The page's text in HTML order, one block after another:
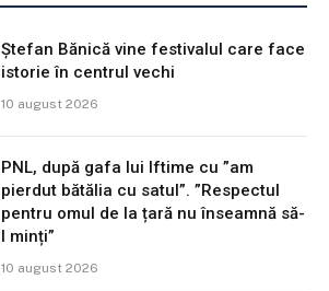
Ștefan Bănică vine festivalul care face
istorie în centrul vechi
10 august 2026
PNL, după gafa lui Iftime cu ”am
pierdut bătălia cu satul”. ”Respectul
pentru omul de la țară nu înseamnă să-
l minți”
10 august 2026